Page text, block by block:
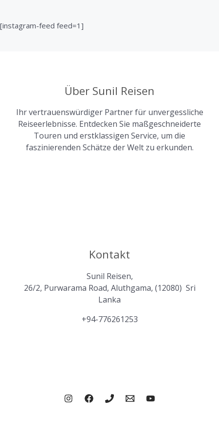
[instagram-feed feed=1]
Über Sunil Reisen
Ihr vertrauenswürdiger Partner für unvergessliche
Reiseerlebnisse. Entdecken Sie maßgeschneiderte
Touren und erstklassigen Service, um die
faszinierenden Schätze der Welt zu erkunden.
Kontakt
Sunil Reisen,
26/2, Purwarama Road, Aluthgama, (12080) Sri
Lanka
+94-776261253